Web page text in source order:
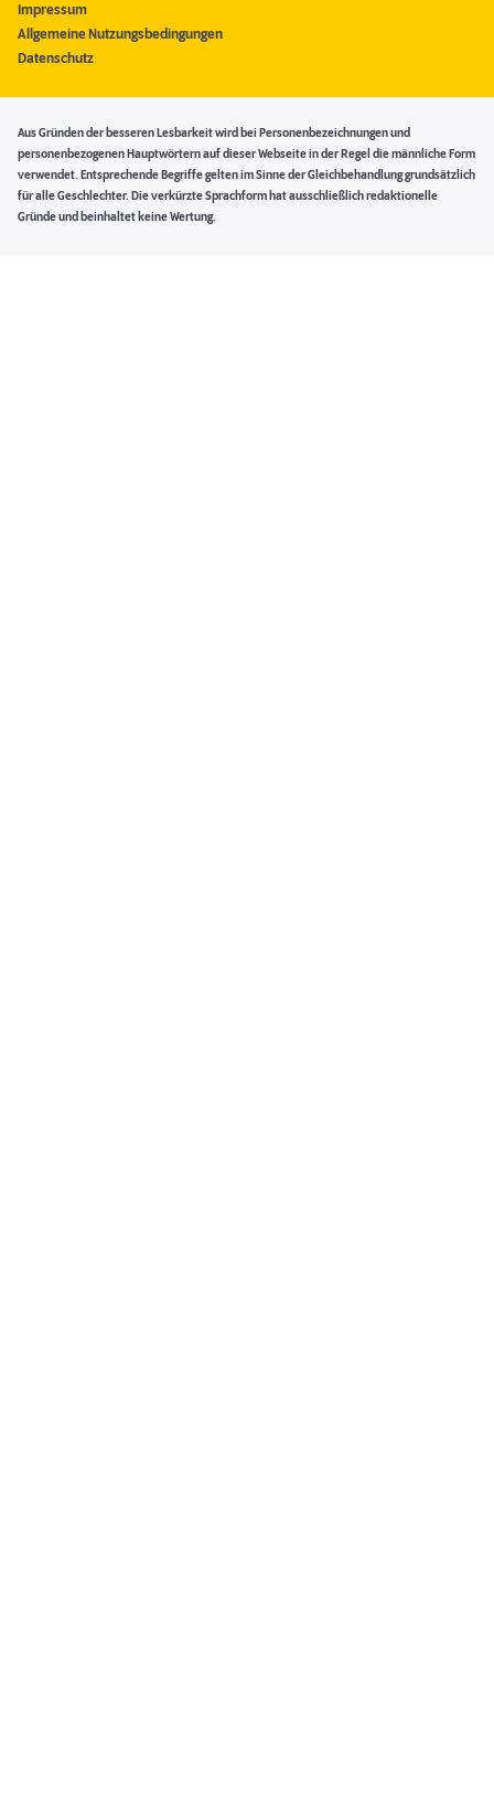
Impressum
Allgemeine Nutzungsbedingungen
Datenschutz
Aus Gründen der besseren Lesbarkeit wird bei Personenbezeichnungen und
personenbezogenen Hauptwörtern auf dieser Webseite in der Regel die männliche Form
verwendet. Entsprechende Begriffe gelten im Sinne der Gleichbehandlung grundsätzlich
für alle Geschlechter. Die verkürzte Sprachform hat ausschließlich redaktionelle
Gründe und beinhaltet keine Wertung.